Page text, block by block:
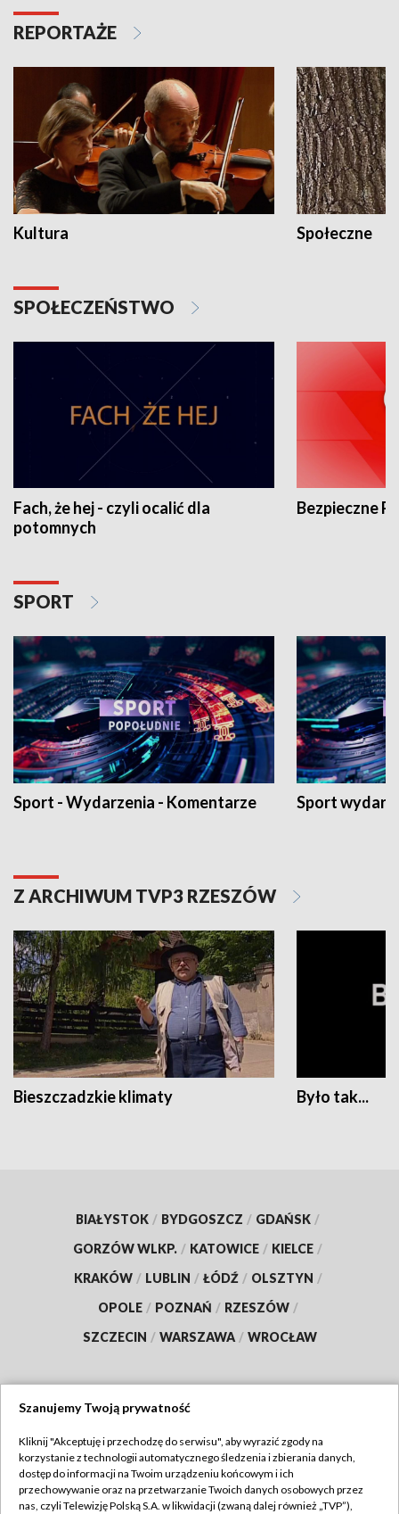
REPORTAŻE
Kultura Społeczne
SPOŁECZEŃSTWO
Fach, że hej - czyli ocalić dla
potomnych
Bezpieczne
SPORT
Sport - Wydarzenia - Komentarze Sport
Z ARCHIWUM TVP3 RZESZÓW
Bieszczadzkie klimaty Było tak...
BIAŁYSTOK / BYDGOSZCZ / GDAŃSK /
GORZÓW WLKP. / KATOWICE / KIELCE /
KRAKÓW / LUBLIN / ŁÓDŹ / OLSZTYN /
OPOLE / POZNAŃ / RZESZÓW /
SZCZECIN / WARSZAWA / WROCŁAW
TVP
Abonament TVP
Regulamin TVP
Szanujemy Twoją prywatność
Kliknij "Akceptuję i przechodzę do serwisu", aby wyrazić zgody na
korzystanie z technologii automatycznego śledzenia i zbierania danych,
dostęp do informacji na Twoim urządzeniu końcowym i ich
przechowywanie oraz na przetwarzanie Twoich danych osobowych przez
nas, czyli Telewizję Polską S.A. w likwidacji (zwaną dalej również „TVP”),